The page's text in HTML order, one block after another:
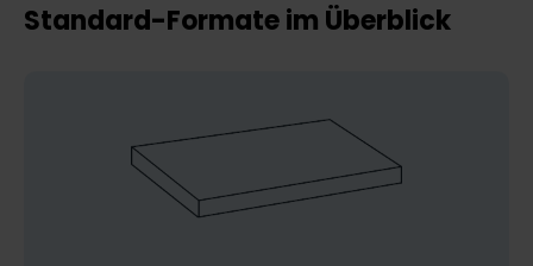
Standard-Formate im Überblick